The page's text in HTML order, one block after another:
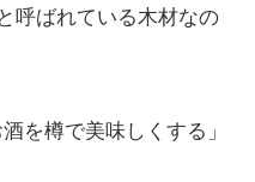
と呼ばれている木材なの
を樽で美味しくする」